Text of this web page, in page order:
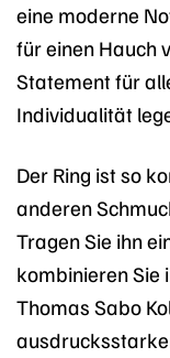
eine moderne
für einen Hauch
Statement für
Individualität
Der Ring ist so
anderen
Tragen Sie ihn
kombinieren Sie
Thomas Sabo